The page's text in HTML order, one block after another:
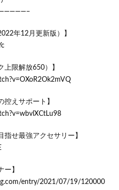
年12月更新版）】
上限解放650）】
控えサポート】
指せ最強アクセサリー】
ー】
entry/2021/07/19/120000